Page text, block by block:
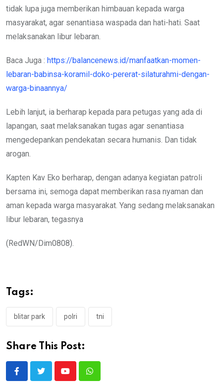
tidak lupa juga memberikan himbauan kepada warga
masyarakat, agar senantiasa waspada dan hati-hati. Saat
melaksanakan libur lebaran.
Baca Juga : https://balancenews.id/manfaatkan-momen-
lebaran-babinsa-koramil-doko-pererat-silaturahmi-dengan-
warga-binaannya/
Lebih lanjut, ia berharap kepada para petugas yang ada di
lapangan, saat melaksanakan tugas agar senantiasa
mengedepankan pendekatan secara humanis. Dan tidak
arogan.
Kapten Kav Eko berharap, dengan adanya kegiatan patroli
bersama ini, semoga dapat memberikan rasa nyaman dan
aman kepada warga masyarakat. Yang sedang melaksanakan
libur lebaran, tegasnya
(RedWN/Dim0808).
Tags:
blitar park polri tni
Share This Post:
YoutubeWhatsapp